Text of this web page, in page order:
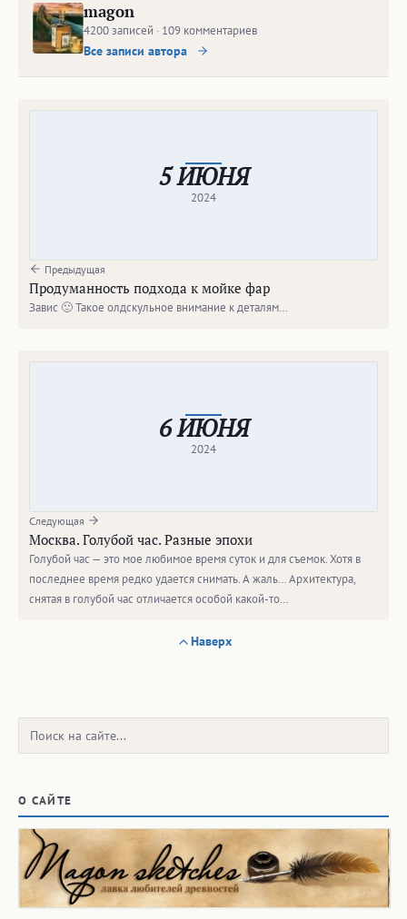
magon
4200 записей · 109 комментариев
Все записи автора
5 ИЮНЯ
2024
Предыдущая
Продуманность подхода к мойке фар
Завис 🙂 Такое олдскульное внимание к деталям…
6 ИЮНЯ
2024
Следующая
Москва. Голубой час. Разные эпохи
Голубой час — это мое любимое время суток и для съемок. Хотя в
последнее время редко удается снимать. А жаль… Архитектура,
снятая в голубой час отличается особой какой-то…
Наверх
Поиск:
О САЙТЕ